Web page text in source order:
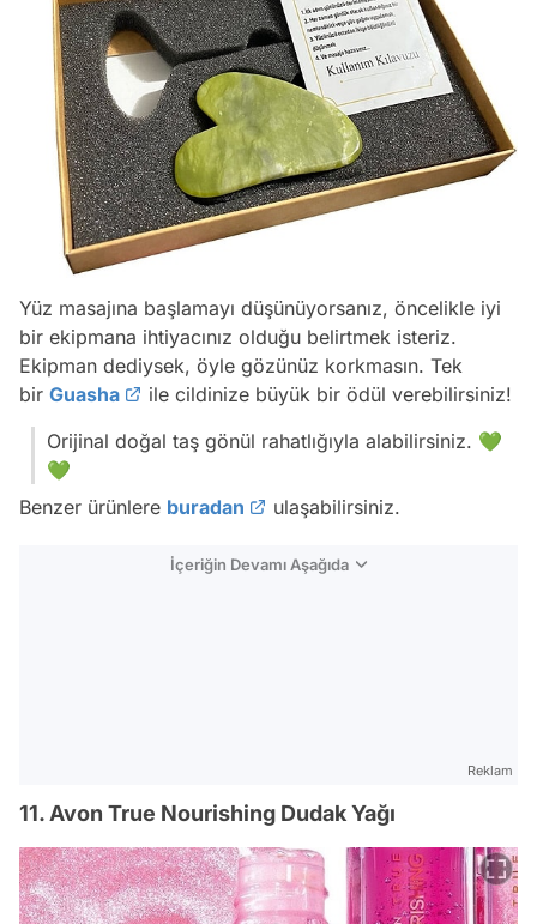
Yüz masajına başlamayı düşünüyorsanız, öncelikle iyi
bir ekipmana ihtiyacınız olduğu belirtmek isteriz.
Ekipman dediysek, öyle gözünüz korkmasın. Tek
bir Guasha
ile cildinize büyük bir ödül verebilirsiniz!
Orijinal doğal taş gönül rahatlığıyla alabilirsiniz. 💚
💚
Benzer ürünlere buradan ulaşabilirsiniz.
İçeriğin Devamı Aşağıda
Reklam
11. Avon True Nourishing Dudak Yağı